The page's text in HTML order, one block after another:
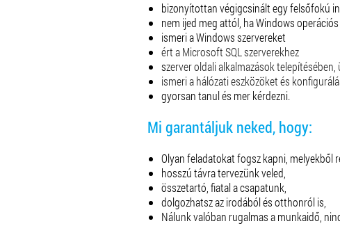
bizonyítottan végigcsinált egy felsőfokú
nem ijed meg attól, ha Windows
ismeri a Windows szervereket
ért a Microsoft SQL szerverekhez
szerver oldali alkalmazások
ismeri a hálózati eszközöket és
gyorsan tanul és mer kérdezni.
Mi garantáljuk neked, hogy:
Olyan feladatokat fogsz kapni, melyekből
hosszú távra tervezünk veled,
összetartó, fiatal a csapatunk,
dolgozhatsz az irodából és otthonról is,
Nálunk valóban rugalmas a munkaidő,